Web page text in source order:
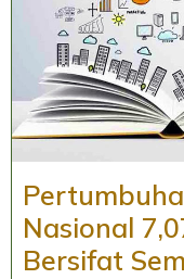
Nasional
Bersifat